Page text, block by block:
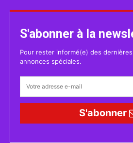
S'abonner à la
Pour rester informé(e) des
annonces spéciales.
S'abonner